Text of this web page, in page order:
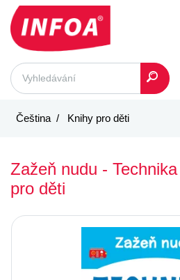
Čeština Knihy pro děti
Zažeň nudu -
pro děti